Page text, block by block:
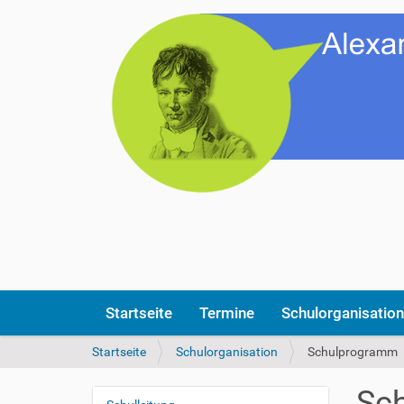
Startseite Termine Schulorganisation
S
e
Startseite Schulorganisation Schulprogramm